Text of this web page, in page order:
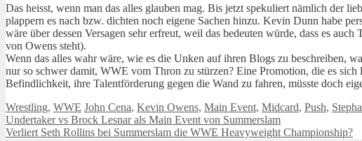
Das heisst, wenn man das alles glauben mag. Bis jetzt spekuliert nämlich der
plappern es nach bzw. dichten noch eigene Sachen hinzu. Kevin Dunn habe
wäre über dessen Versagen sehr erfreut, weil das bedeuten würde, dass es
von Owens steht).
Wenn das alles wahr wäre, wie es die Unken auf ihren Blogs zu beschreiben,
nur so schwer damit, WWE vom Thron zu stürzen? Eine Promotion, die es sich
Befindlichkeit, ihre Talentförderung gegen die Wand zu fahren, müsste doch
Kategorien
Wrestling, WWE Schlagwörter
John Cena, Kevin Owens, Main Event, Midcard, Push,
Undertaker vs Brock Lesnar als Main Event von Summerslam
Verliert Seth Rollins bei Summerslam die WWE Heavyweight Championship?